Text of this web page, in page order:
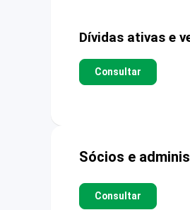
Dívidas ativas e
Consultar
Sócios e
Consultar